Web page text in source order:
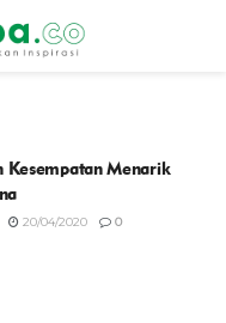
Kesempatan Menarik
20/04/2020 0